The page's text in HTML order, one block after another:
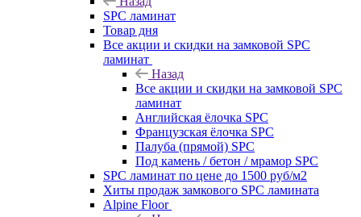
SPC ламинат
Товар дня
Все акции и скидки на замковой SPC
ламинат
Назад
Все акции и скидки на замковой SPC
ламинат
Английская ёлочка SPC
Французская ёлочка SPC
Палуба (прямой) SPC
Под камень / бетон / мрамор SPC
SPC ламинат по цене до 1500 руб/м2
Хиты продаж замкового SPC ламината
Alpine Floor